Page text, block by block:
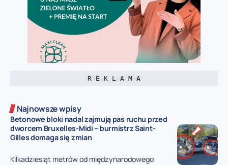
R E K L A M A
Najnowsze wpisy
Betonowe bloki nadal zajmują pas ruchu przed
dworcem Bruxelles-Midi – burmistrz Saint-
Gilles domaga się zmian
Kilkadziesiąt metrów od międzynarodowego